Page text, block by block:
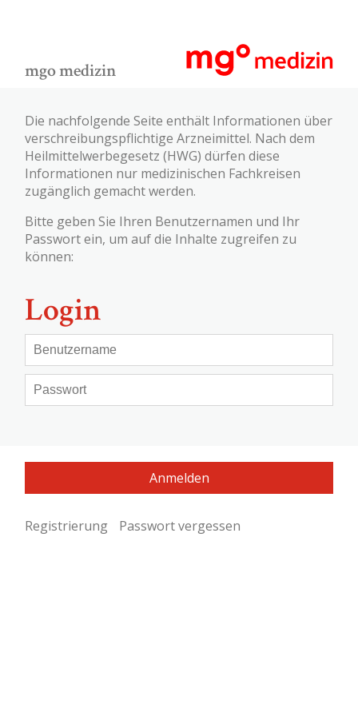
mgo medizin
Die nachfolgende Seite enthält Informationen über
verschreibungspflichtige Arzneimittel. Nach dem
Heilmittelwerbegesetz (HWG) dürfen diese
Informationen nur medizinischen Fachkreisen
zugänglich gemacht werden.
Bitte geben Sie Ihren Benutzernamen und Ihr
Passwort ein, um auf die Inhalte zugreifen zu
können:
Login
Registrierung Passwort vergessen